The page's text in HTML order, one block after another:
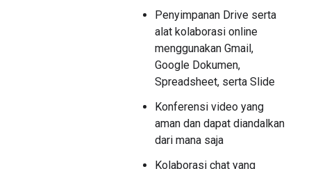
Penyimpanan Drive serta
alat kolaborasi online
menggunakan Gmail,
Google Dokumen,
Spreadsheet, serta Slide
Konferensi video yang
aman dan dapat diandalkan
dari mana saja
Kolaborasi chat yang